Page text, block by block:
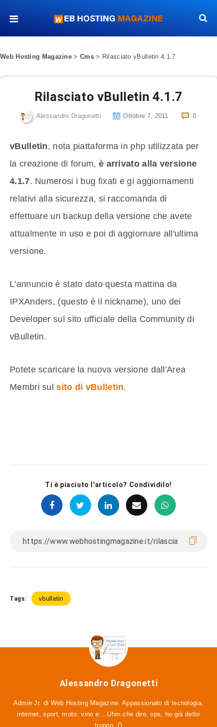
Web Hosting Magazine > Cms> Rilasciato vBulletin 4.1.7
Rilasciato vBulletin 4.1.7
Alessandro Dragonetti Ottobre 7, 2011 0
vBulletin, nota piattaforma in php utilizzata per
la creazione di forum, è arrivato alla versione
4.1.7. Numerosi i bug fixati e gi aggiornamenti
relativi alla sicurezza, si raccomanda di
effettuare un backup della versione che avete
attualmente in uso e poi di aggiornare all'ultima
versione.
L'annuncio è stato dato questa mattina da
IPXAnders, (questo è il nickname), uno dei
Developer sul sito ufficiale della Community di
vBulletin.
Potete scaricare la nuova versione dall'Area
Membri sulsito di vBulletin.
Ti è piaciuto l'articolo? Condividilo!
Tags: vbulletin
Alessandro Dragonetti
Admin Jr. di Web Hosting Magazine. Appassionato di tecnologia,
internet, sport, moto, vino e....Uhm che dire, ops, ho già detto
troppo :D